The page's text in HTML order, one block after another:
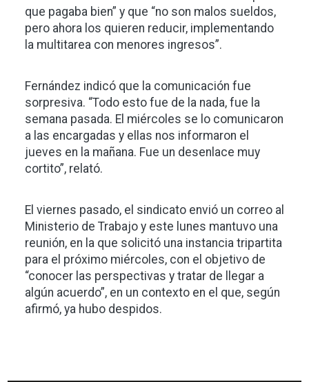
que pagaba bien” y que “no son malos sueldos,
pero ahora los quieren reducir, implementando
la multitarea con menores ingresos”.
Fernández indicó que la comunicación fue
sorpresiva. “Todo esto fue de la nada, fue la
semana pasada. El miércoles se lo comunicaron
a las encargadas y ellas nos informaron el
jueves en la mañana. Fue un desenlace muy
cortito”, relató.
El viernes pasado, el sindicato envió un correo al
Ministerio de Trabajo y este lunes mantuvo una
reunión, en la que solicitó una instancia tripartita
para el próximo miércoles, con el objetivo de
“conocer las perspectivas y tratar de llegar a
algún acuerdo”, en un contexto en el que, según
afirmó, ya hubo despidos.